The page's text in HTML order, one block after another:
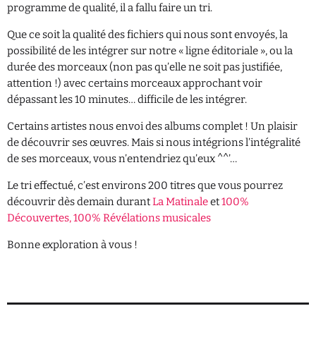
Categories
Actualité radio
PROGRAMME
Chill Party
18:00 - 22:00
Party
22:00 - 00:00
programme de qualité, il a fallu faire un tri.
Que ce soit la qualité des fichiers qui nous sont envoyés, la
possibilité de les intégrer sur notre « ligne éditoriale », ou la
durée des morceaux (non pas qu’elle ne soit pas justifiée,
attention !) avec certains morceaux approchant voir
dépassant les 10 minutes… difficile de les intégrer.
Certains artistes nous envoi des albums complet ! Un plaisir
de découvrir ses œuvres. Mais si nous intégrions l’intégralité
de ses morceaux, vous n’entendriez qu’eux ^^’…
Le tri effectué, c’est environs 200 titres que vous pourrez
découvrir dès demain durantLa Matinaleet100%
Découvertes, 100% Révélations musicales
Bonne exploration à vous !